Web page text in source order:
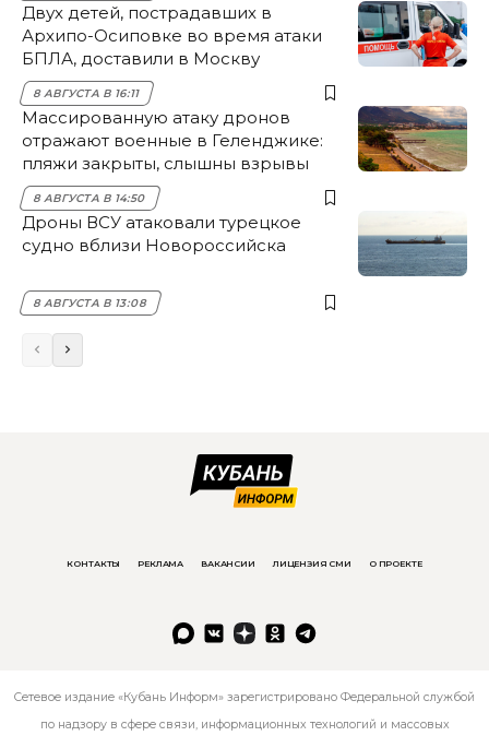
Двух детей, пострадавших в
Архипо-Осиповке во время атаки
БПЛА, доставили в Москву
8 АВГУСТА В 16:11
Массированную атаку дронов
отражают военные в Геленджике:
пляжи закрыты, слышны взрывы
8 АВГУСТА В 14:50
Дроны ВСУ атаковали турецкое
судно вблизи Новороссийска
8 АВГУСТА В 13:08
КОНТАКТЫ РЕКЛАМА ВАКАНСИИ ЛИЦЕНЗИЯ СМИ О ПРОЕКТЕ
Сетевое издание «Кубань Информ» зарегистрировано Федеральной службой
по надзору в сфере связи, информационных технологий и массовых